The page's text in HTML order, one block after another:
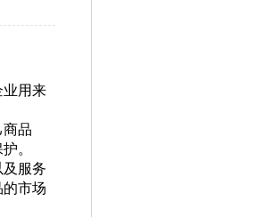
用来
品
。
服务
市场